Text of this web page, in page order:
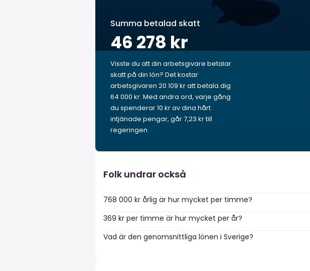
Summa betalad skatt
46 278 kr
Visste du att din arbetsgivare betalar
skatt på din lön? Det kostar
arbetsgivaren 20 109 kr att betala dig
64 000 kr. Med andra ord, varje gång
du spenderar 10 kr av dina hårt
intjänade pengar, går 7,23 kr till
regeringen.
Folk undrar också
768 000 kr årlig är hur mycket per timme?
369 kr per timme är hur mycket per år?
Vad är den genomsnittliga lönen i Sverige?